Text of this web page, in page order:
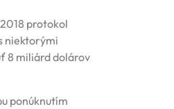
protokol
niektorými
8 miliárd dolárov
ponúknutím